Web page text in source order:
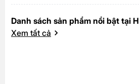
Danh sách sản phẩm nổi bật tại
Xem tất cả